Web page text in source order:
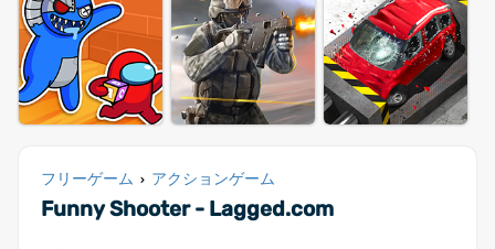
フリーゲーム › アクションゲーム
Funny Shooter - Lagged.com